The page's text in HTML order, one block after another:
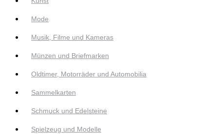
Mode
Musik, Filme und Kameras
Münzen und Briefmarken
Oldtimer, Motorräder und Automobilia
Sammelkarten
Schmuck und Edelsteine
Spielzeug und Modelle